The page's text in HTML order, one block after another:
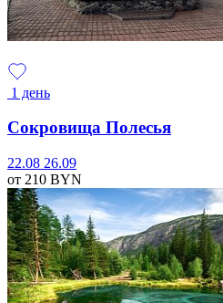
1 день
Сокровища Полесья
22.08 26.09
от 210 BYN